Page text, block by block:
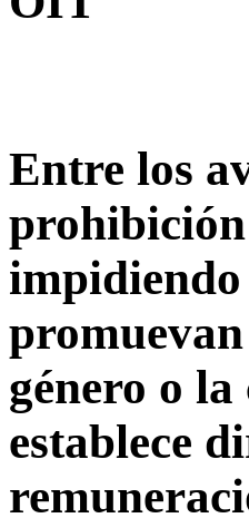
Entre los
impidiendo
género o
establece